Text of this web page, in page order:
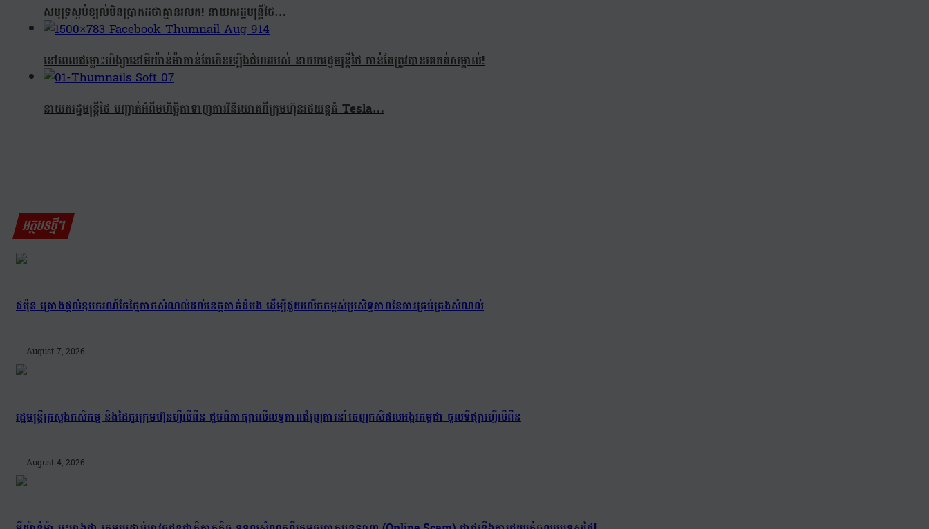
សមុទ្រស្ងប់ខ្យល់មិនប្រាកដថាគ្មានរលក! នាយករដ្ឋមន្ត្រីថៃ…
នៅពេលជម្លោះហិង្សានៅមីយ៉ាន់ម៉ាកាន់តែកើនឡើងជំហររបស់ នាយករដ្ឋមន្ត្រីថៃ កាន់តែត្រូវបានគេកត់សម្គាល់!
នាយករដ្ឋមន្ត្រីថៃ បញ្ជាក់អំពីមហិច្ឆិតាទាញការវិនិយោគពីក្រុមហ៊ុនរថយន្តធំ Tesla…
អត្ថបទថ្មីៗ
ជប៉ុន គ្រោងផ្តល់ឧបករណ៍កែច្នៃកាកសំណល់ដល់ខេត្តបាត់ដំបង ដើម្បីជួយលើកកម្ពស់ប្រសិទ្ធភាពនៃការគ្រប់គ្រងសំណល់
August 7, 2026
រដ្ឋមន្រ្តីក្រសួងកសិកម្ម និងដៃគូរក្រុមហ៊ុនហ្វីលីពីន ជួបពិភាក្សាលើលទ្ធភាពជំរុញការនាំចេញកសិផលអង្ករកម្ពុជា ចូលទីផ្សារហ្វីលីពីន
August 4, 2026